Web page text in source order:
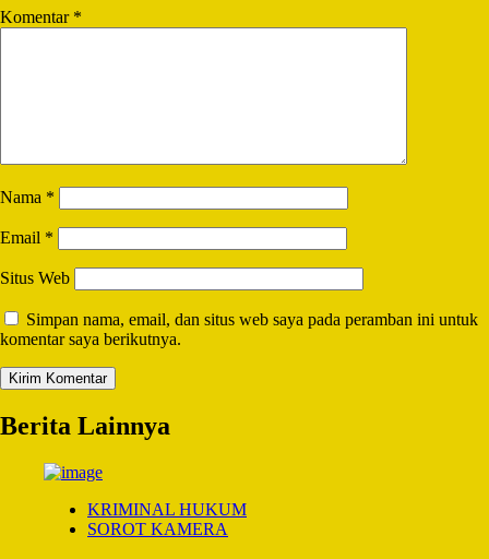
Komentar *
Nama *
Email *
Situs Web
Simpan nama, email, dan situs web saya pada peramban ini untuk
komentar saya berikutnya.
Berita Lainnya
KRIMINAL HUKUM
SOROT KAMERA